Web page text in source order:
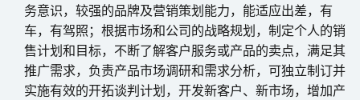
务意识，较强的品牌及营销策划能力，能适应出差，有
车，有驾照；根据市场和公司的战略规划，制定个人的销
售计划和目标，不断了解客户服务或产品的卖点，满足其
推广需求，负责产品市场调研和需求分析，可独立制订并
实施有效的开拓谈判计划，开发新客户、新市场，增加产